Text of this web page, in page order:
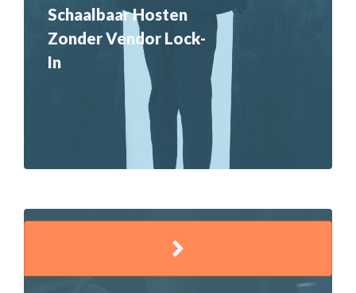
Schaalbaar Hosten
Zonder Vendor Lock-
In